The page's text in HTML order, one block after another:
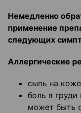
Немедленно
применение
следующих
Аллергические
сыпь на
боль в груди
может быть